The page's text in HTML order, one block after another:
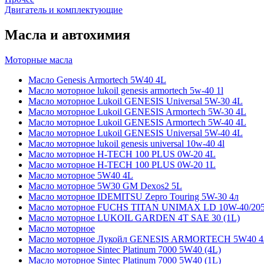
Двигатель и комплектующие
Масла и автохимия
Моторные масла
Масло Genesis Armortech 5W40 4L
Масло моторное lukoil genesis armortech 5w-40 1l
Масло моторное Lukoil GENESIS Universal 5W-30 4L
Масло моторное Lukoil GENESIS Armortech 5W-30 4L
Масло моторное Lukoil GENESIS Armortech 5W-40 4L
Масло моторное Lukoil GENESIS Universal 5W-40 4L
Масло моторное lukoil genesis universal 10w-40 4l
Масло моторное H-TECH 100 PLUS 0W-20 4L
Масло моторное H-TECH 100 PLUS 0W-20 1L
Масло моторное 5W40 4L
Масло моторное 5W30 GM Dexos2 5L
Масло моторное IDEMITSU Zepro Touring 5W-30 4л
Масло моторное FUCHS TITAN UNIMAX LD 10W-40/
Масло моторное LUKOIL GARDEN 4Т SAE 30 (1L)
Масло моторное
Масло моторное Лукойл GENESIS ARMORTECH 5W40
Масло моторное Sintec Platinum 7000 5W40 (4L)
Масло моторное Sintec Platinum 7000 5W40 (1L)